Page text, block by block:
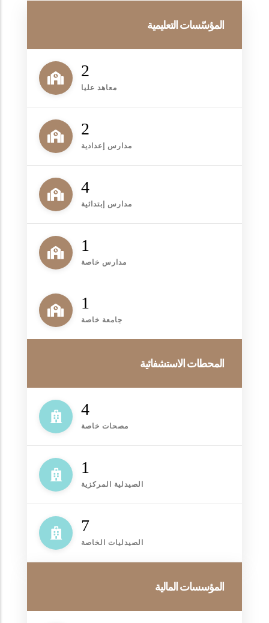
المؤسّسات التعليمية
2
معاهد عليا
2
مدارس إعدادية
4
مدارس إبتدائية
1
مدارس خاصة
1
جامعة خاصة
المحطات الاستشفائية
4
مصحات خاصة
1
الصيدلية المركزية
7
الصيدليات الخاصة
المؤسسات المالية